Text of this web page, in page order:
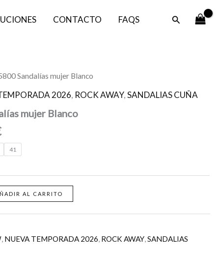
CONTACTO FAQS Buscar
Sandalías mujer Blanco
2026, ROCK AWAY,SANDALIAS CUÑA
mujer Blanco
El
precio
actual
es:
50,00 €.
41
AL CARRITO
, NUEVA TEMPORADA 2026, ROCK AWAY,SANDALIAS